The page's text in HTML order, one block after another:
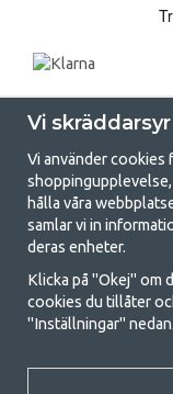
Att campa kan
för ett gemensamt
med att campa så
husvagnstält och all
Vi
Vi använder cookies
hålla våra
samlar vi in
deras enheter.
Klicka på "Okej" om
cookies du tillåter
"Inställningar" nedan.